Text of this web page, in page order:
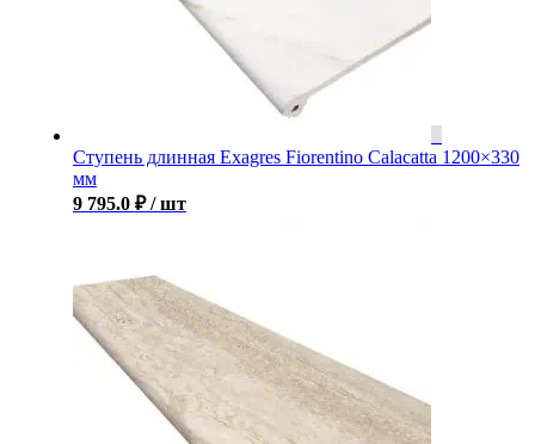
Ступень длинная Exagres Fiorentino Calacatta 1200×330
мм
9 795.0 ₽ / шт